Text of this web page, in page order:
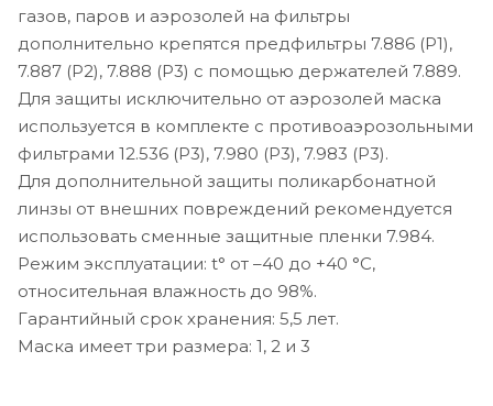
газов, паров и аэрозолей на фильтры
дополнительно крепятся предфильтры 7.886 (Р1),
7.887 (Р2), 7.888 (Р3) с помощью держателей 7.889.
Для защиты исключительно от аэрозолей маска
используется в комплекте с противоаэрозольными
фильтрами 12.536 (Р3), 7.980 (Р3), 7.983 (Р3).
Для дополнительной защиты поликарбонатной
линзы от внешних повреждений рекомендуется
использовать сменные защитные пленки 7.984.
Режим эксплуатации: t° от –40 до +40 °С,
относительная влажность до 98%.
Гарантийный срок хранения: 5,5 лет.
Маска имеет три размера: 1, 2 и 3